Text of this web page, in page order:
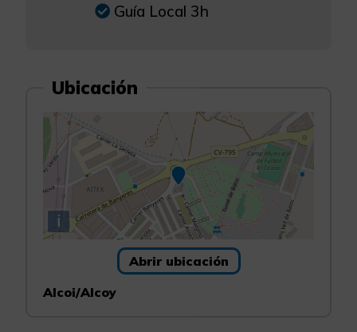
Guía Local 3h
Ubicación
i
Abrir ubicación
Alcoi/Alcoy